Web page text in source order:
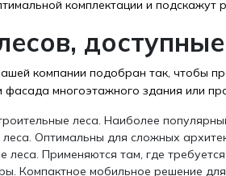
комплектации и подскажут
компании подобран так, чтобы
фасада многоэтажного здания или
леса. Наиболее
Оптимальны для сложных
леса. Применяются там, где
Компактное мобильное решение